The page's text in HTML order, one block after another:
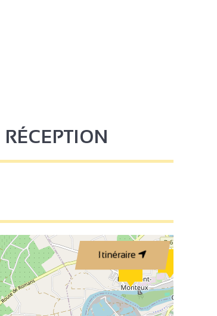
Itinéraire